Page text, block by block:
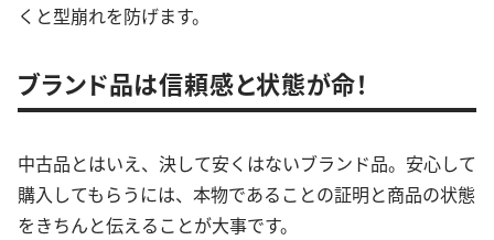
くと型崩れを防げます。
ブランド品は信頼感と状態が命！
中古品とはいえ、決して安くはないブランド品。安心して
購入してもらうには、本物であることの証明と商品の状態
をきちんと伝えることが大事です。